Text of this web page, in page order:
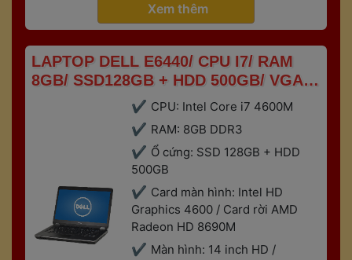
Xem thêm
LAPTOP DELL E6440/ CPU I7/ RAM
8GB/ SSD128GB + HDD 500GB/ VGA
CPU: Intel Core i7 4600M
RAM: 8GB DDR3
Ổ cứng: SSD 128GB + HDD
500GB
Card màn hình: Intel HD
Graphics 4600 / Card rời AMD
Radeon HD 8690M
Màn hình: 14 inch HD /